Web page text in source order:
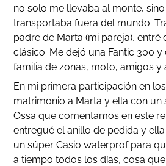
no solo me llevaba al monte,
transportaba fuera del mundo.
padre de Marta (mi pareja), entré
clásico. Me dejó una Fantic 300
familia de zonas, moto, amigos y
En mi primera participación en
matrimonio a Marta y ella con un
Ossa que comentamos en este
entregué el anillo de pedida y
un súper Casio waterprof para
a tiempo todos los días, cosa